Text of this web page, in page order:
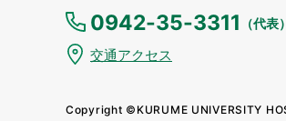
0942-35-3311 （代表）
交通アクセス
Copyright ©KURUME UNIVERSITY